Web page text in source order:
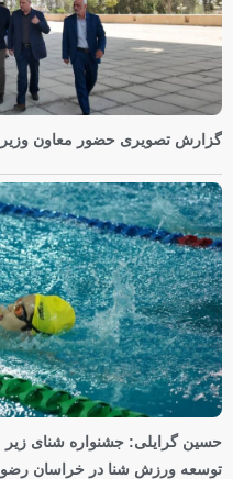
گزارش تصویری حضور معاون وزیر
توسعه ورزش شنا در خراسان